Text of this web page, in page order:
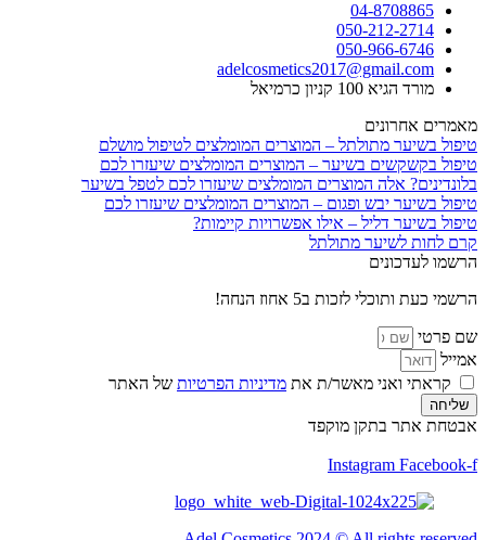
04-8708865
050-212-2714
050-966-6746
adelcosmetics2017@gmail.com
מורד הגיא 100 קניון כרמיאל
מאמרים אחרונים
טיפול בשיער מתולתל – המוצרים המומלצים לטיפול מושלם
טיפול בקשקשים בשיער – המוצרים המומלצים שיעזרו לכם
בלונדינים? אלה המוצרים המומלצים שיעזרו לכם לטפל בשיער
טיפול בשיער יבש ופגום – המוצרים המומלצים שיעזרו לכם
טיפול בשיער דליל – אילו אפשרויות קיימות?
קרם לחות לשיער מתולתל
הרשמו לעדכונים
הרשמי כעת ותוכלי לזכות ב5 אחוז הנחה!
שם פרטי
אמייל
קראתי ואני מאשר/ת את מדיניות הפרטיות של האתר
שליחה
אבטחת אתר בתקן מוקפד
Instagram Facebook-f